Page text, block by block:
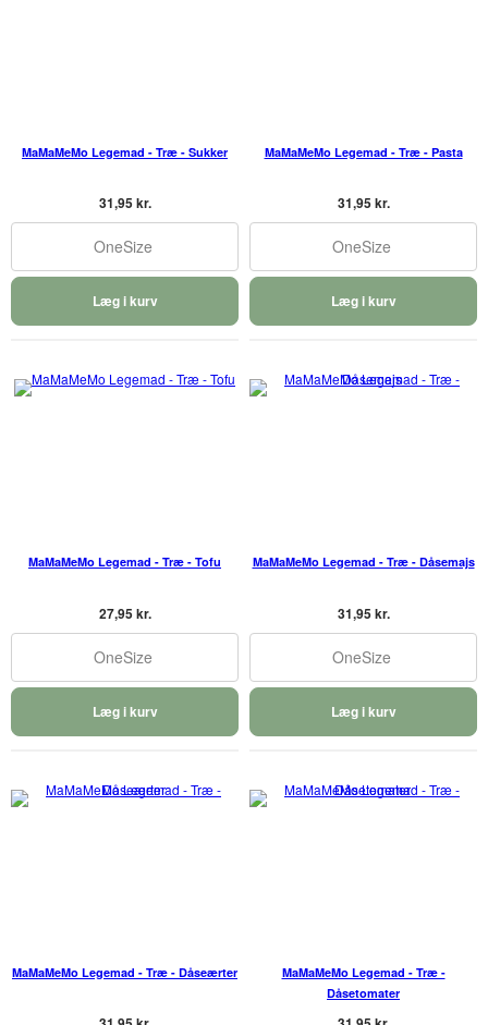
MaMaMeMo Legemad - Træ - Sukker
31,95 kr.
OneSize
Læg i kurv
MaMaMeMo Legemad - Træ - Pasta
31,95 kr.
OneSize
Læg i kurv
MaMaMeMo Legemad - Træ - Tofu
27,95 kr.
OneSize
Læg i kurv
MaMaMeMo Legemad - Træ - Dåsemajs
31,95 kr.
OneSize
Læg i kurv
MaMaMeMo Legemad - Træ - Dåseærter
MaMaMeMo Legemad - Træ -
Dåsetomater